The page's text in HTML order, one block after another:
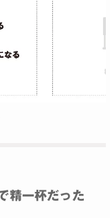
精一杯だった